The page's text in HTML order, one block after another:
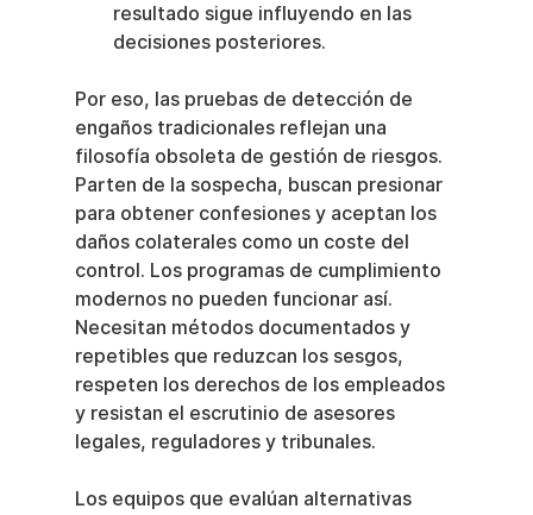
resultado sigue influyendo en las
decisiones posteriores.
Por eso, las pruebas de detección de
engaños tradicionales reflejan una
filosofía obsoleta de gestión de riesgos.
Parten de la sospecha, buscan presionar
para obtener confesiones y aceptan los
daños colaterales como un coste del
control. Los programas de cumplimiento
modernos no pueden funcionar así.
Necesitan métodos documentados y
repetibles que reduzcan los sesgos,
respeten los derechos de los empleados
y resistan el escrutinio de asesores
legales, reguladores y tribunales.
Los equipos que evalúan alternativas